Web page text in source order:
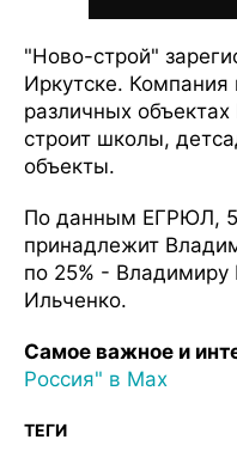
"Ново-строй"
Иркутске.
различных
строит школы,
объекты.
По данным ЕГРЮЛ,
принадлежит
по 25% - Владимиру
Ильченко.
Самое важное и
Россия" в Мax
ТЕГИ